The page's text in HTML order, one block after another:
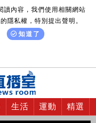
讀內容，我們使用相關網站
隱私權，特別提出聲明。
知道了
生活 運動 精選